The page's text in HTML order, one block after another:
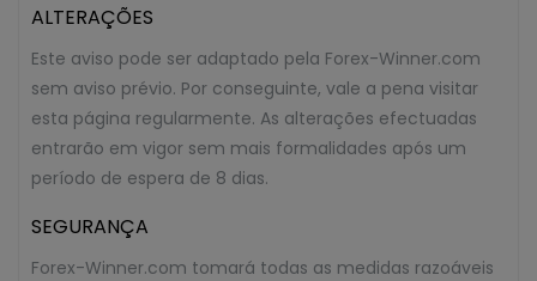
ALTERAÇÕES
Este aviso pode ser adaptado pela Forex-Winner.com
sem aviso prévio. Por conseguinte, vale a pena visitar
esta página regularmente. As alterações efectuadas
entrarão em vigor sem mais formalidades após um
período de espera de 8 dias.
SEGURANÇA
Forex-Winner.com tomará todas as medidas razoáveis